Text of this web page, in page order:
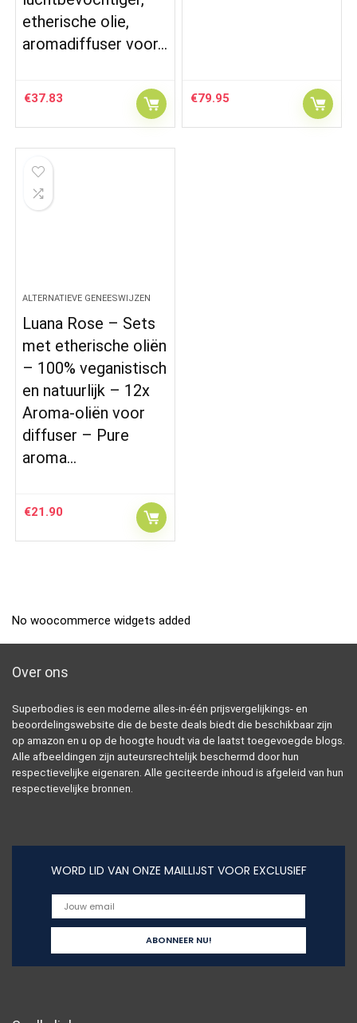
etherische olie,
aromadiffuser voor…
€37.83 €79.95
ALTERNATIEVE GENEESWIJZEN
Luana Rose – Sets
met etherische oliën
– 100% veganistisch
en natuurlijk – 12x
Aroma-oliën voor
diffuser – Pure
aroma…
€21.90
No woocommerce widgets added
Over ons
Superbodies is een moderne alles-in-één prijsvergelijkings- en
beoordelingswebsite die de beste deals biedt die beschikbaar zijn
op amazon en u op de hoogte houdt via de laatst toegevoegde blogs.
Alle afbeeldingen zijn auteursrechtelijk beschermd door hun
respectievelijke eigenaren. Alle geciteerde inhoud is afgeleid van hun
respectievelijke bronnen.
WORD LID VAN ONZE MAILLIJST VOOR EXCLUSIEF